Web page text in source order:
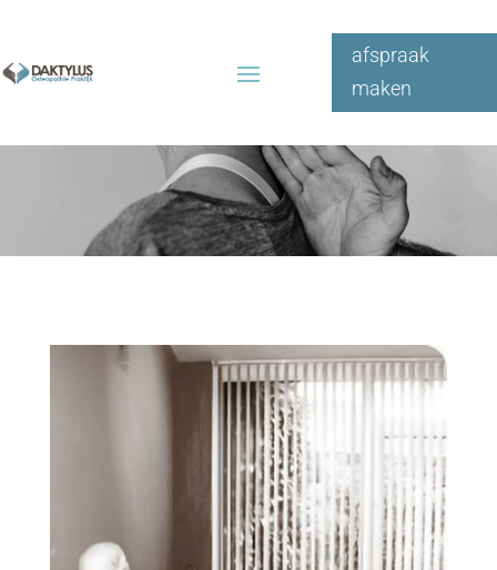
afspraak
maken